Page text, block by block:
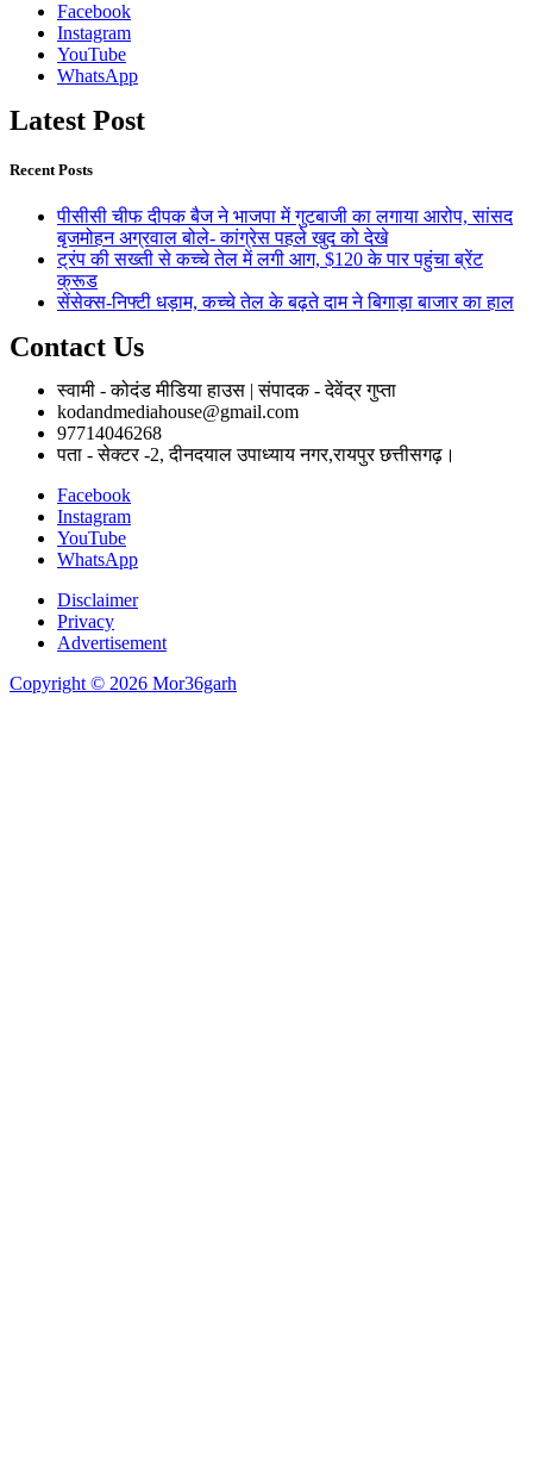
Facebook
Instagram
YouTube
WhatsApp
Latest Post
Recent Posts
पीसीसी चीफ दीपक बैज ने भाजपा में गुटबाजी का लगाया आरोप, सांसद
बृजमोहन अग्रवाल बोले- कांग्रेस पहले खुद को देखे
ट्रंप की सख्ती से कच्चे तेल में लगी आग, $120 के पार पहुंचा ब्रेंट
क्रूड
सेंसेक्स-निफ्टी धड़ाम, कच्चे तेल के बढ़ते दाम ने बिगाड़ा बाजार का हाल
Contact Us
स्वामी - कोदंड मीडिया हाउस | संपादक - देवेंद्र गुप्ता
kodandmediahouse@gmail.com
97714046268
पता - सेक्टर -2, दीनदयाल उपाध्याय नगर,रायपुर छत्तीसगढ़।
Facebook
Instagram
YouTube
WhatsApp
Disclaimer
Privacy
Advertisement
Copyright © 2026 Mor36garh